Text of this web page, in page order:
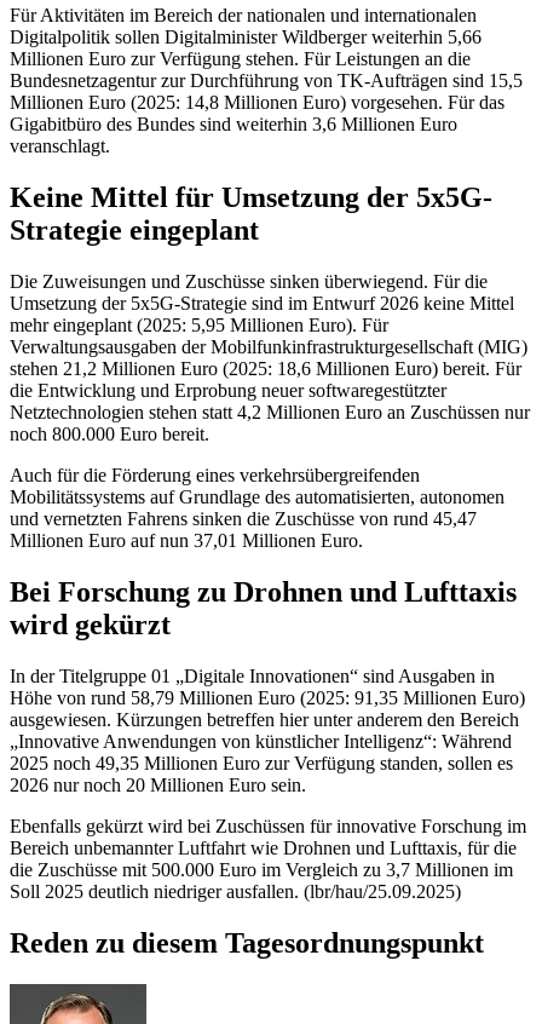
Für Aktivitäten im Bereich der nationalen und internationalen
Digitalpolitik sollen Digitalminister Wildberger weiterhin 5,66
Millionen Euro zur Verfügung stehen. Für Leistungen an die
Bundesnetzagentur zur Durchführung von TK-Aufträgen sind 15,5
Millionen Euro (2025: 14,8 Millionen Euro) vorgesehen. Für das
Gigabitbüro des Bundes sind weiterhin 3,6 Millionen Euro
veranschlagt.
Keine Mittel für Umsetzung der 5x5G-
Strategie eingeplant
Die Zuweisungen und Zuschüsse sinken überwiegend. Für die
Umsetzung der 5x5G-Strategie sind im Entwurf 2026 keine Mittel
mehr eingeplant (2025: 5,95 Millionen Euro). Für
Verwaltungsausgaben der Mobilfunkinfrastrukturgesellschaft (MIG)
stehen 21,2 Millionen Euro (2025: 18,6 Millionen Euro) bereit. Für
die Entwicklung und Erprobung neuer softwaregestützter
Netztechnologien stehen statt 4,2 Millionen Euro an Zuschüssen nur
noch 800.000 Euro bereit.
Auch für die Förderung eines verkehrsübergreifenden
Mobilitätssystems auf Grundlage des automatisierten, autonomen
und vernetzten Fahrens sinken die Zuschüsse von rund 45,47
Millionen Euro auf nun 37,01 Millionen Euro.
Bei Forschung zu Drohnen und Lufttaxis
wird gekürzt
In der Titelgruppe 01 „Digitale Innovationen“ sind Ausgaben in
Höhe von rund 58,79 Millionen Euro (2025: 91,35 Millionen Euro)
ausgewiesen. Kürzungen betreffen hier unter anderem den Bereich
„Innovative Anwendungen von künstlicher Intelligenz“: Während
2025 noch 49,35 Millionen Euro zur Verfügung standen, sollen es
2026 nur noch 20 Millionen Euro sein.
Ebenfalls gekürzt wird bei Zuschüssen für innovative Forschung im
Bereich unbemannter Luftfahrt wie Drohnen und Lufttaxis, für die
die Zuschüsse mit 500.000 Euro im Vergleich zu 3,7 Millionen im
Soll 2025 deutlich niedriger ausfallen. (lbr/hau/25.09.2025)
Reden zu diesem Tagesordnungspunkt